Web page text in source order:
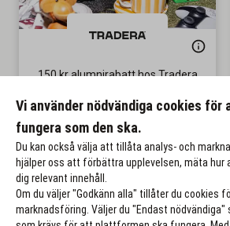
150 kr alumnirabatt hos Tradera
Till rabatten
Vi använder nödvändiga cookies för
fungera som den ska.
Du kan också välja att tillåta analys- och
hjälper oss att förbättra upplevelsen, mäta hur
dig relevant innehåll.
Om du väljer "Godkänn alla" tillåter du cookies
marknadsföring. Väljer du "Endast nödvändiga"